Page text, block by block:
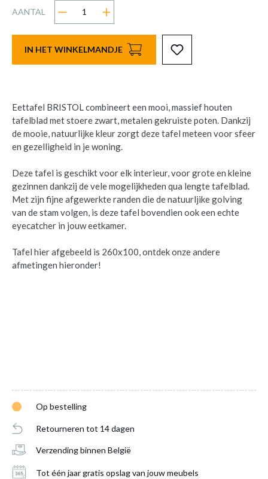
AANTAL
IN HET WINKELMANDJE
Eettafel BRISTOL combineert een mooi, massief houten
tafelblad met stoere zwart, metalen gekruiste poten. Dankzij
de mooie, natuurlijke kleur zorgt deze tafel meteen voor sfeer
en gezelligheid in je woning.
Deze tafel is geschikt voor elk interieur, voor grote en kleine
gezinnen dankzij de vele mogelijkheden qua lengte tafelblad.
Met zijn fijne afgewerkte randen die de natuurljike golving
van de stam volgen, is deze tafel bovendien ook een echte
eyecatcher in jouw eetkamer.
Tafel hier afgebeeld is 260x100, ontdek onze andere
afmetingen hieronder!
Op bestelling
Retourneren tot 14 dagen
Verzending binnen België
Tot één jaar gratis opslag van jouw meubels